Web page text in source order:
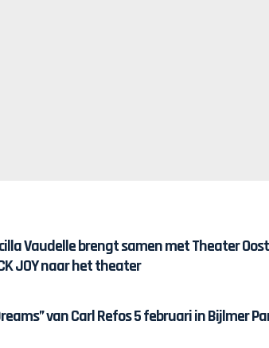
Vaudelle brengt samen met Theater
JOY naar het theater
van Carl Refos 5 februari in Bijlmer